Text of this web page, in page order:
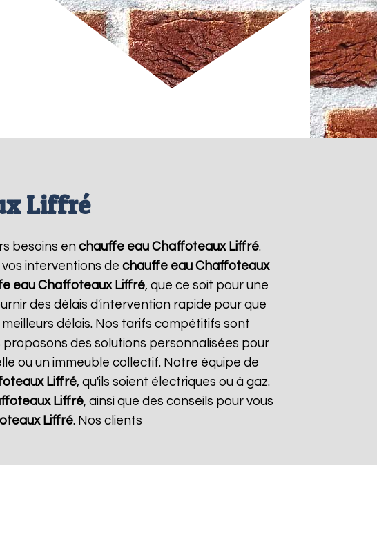
Liffré
besoins en chauffe eau Chaffoteaux Liffré.
interventions de chauffe eau Chaffoteaux
eau Chaffoteaux Liffré, que ce soit pour une
des délais d'intervention rapide pour que
délais. Nos tarifs compétitifs sont
des solutions personnalisées pour
ou un immeuble collectif. Notre équipe de
Liffré, qu'ils soient électriques ou à gaz.
Liffré, ainsi que des conseils pour vous
Liffré. Nos clients